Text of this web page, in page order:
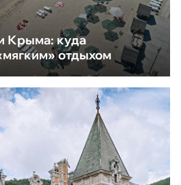
Крыма: куда
отдыхом